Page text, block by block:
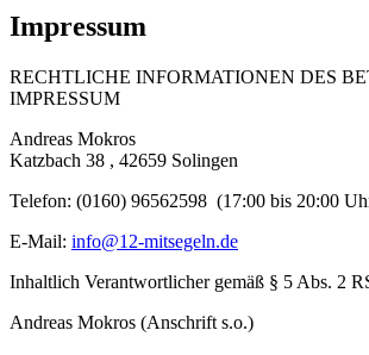
Impressum
RECHTLICHE INFORMATIONEN DES
IMPRESSUM
Andreas Mokros
Katzbach 38 , 42659 Solingen
Telefon: (0160) 96562598 (17:00 bis 20:00
E-Mail: info@12-mitsegeln.de
Inhaltlich Verantwortlicher gemäß § 5 Abs. 2
Andreas Mokros (Anschrift s.o.)